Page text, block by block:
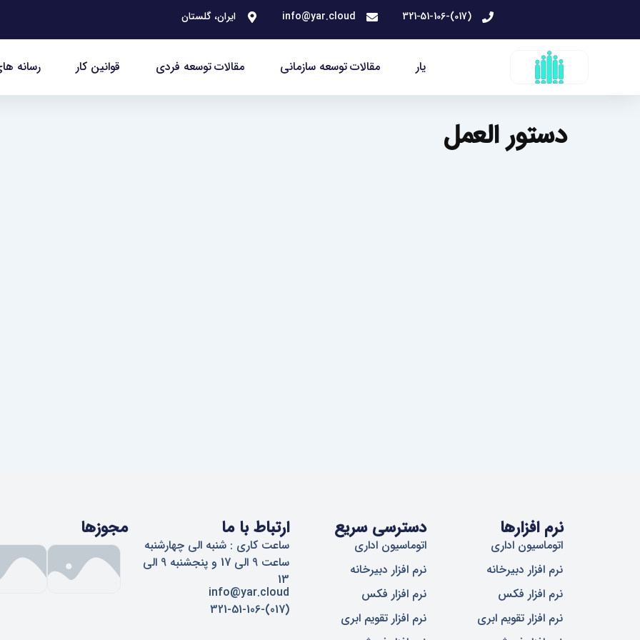
محتوا
(017)-321-51-106
info@yar.cloud ایران، گلستان
یار مقالات توسعه سازمانی مقالات توسعه فردی قوانین کار رسانه
دستور العمل
نرم افزارها
اتوماسیون اداری
نرم افزار دبیرخانه
نرم افزار فکس
نرم افزار تقویم ابری
دسترسی سریع
اتوماسیون اداری
نرم افزار دبیرخانه
نرم افزار فکس
نرم افزار تقویم ابری
ارتباط با ما
ساعت کاری : شنبه الی چهارشنبه
ساعت 9 الی 17 و پنجشنبه 9 الی
13
info@yar.cloud
(017)-321-51-106
مجوزها